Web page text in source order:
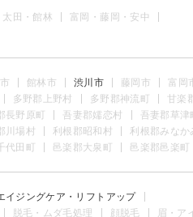
太田・館林
富岡・藤岡・安中
館林市 渋川市 藤岡市
富岡
多野郡上野村 多野郡神流町
甘楽
長野原町 吾妻郡嬬恋村
吾妻郡草津
川場村 利根郡昭和村
利根郡みなか
代田町 邑楽郡大泉町 邑楽郡邑楽町
イジングケア・リフトアップ
脱毛・ムダ毛処理 顔脱毛
眉・ア